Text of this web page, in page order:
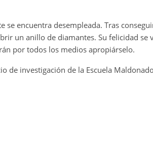
se encuentra desempleada. Tras
un anillo de diamantes. Su felicidad se
por todos los medios apropiárselo.
de investigación de la Escuela